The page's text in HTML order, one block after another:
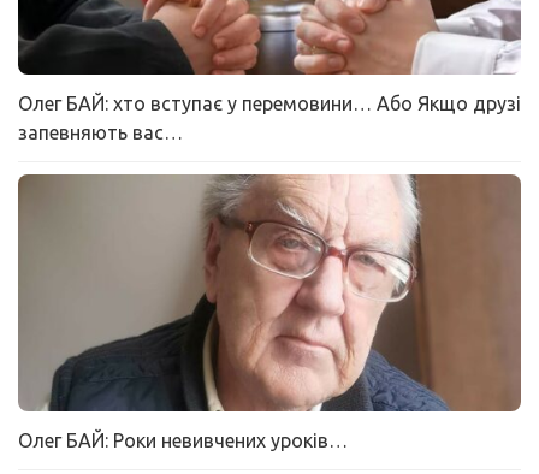
Олег БАЙ: хто вступає у перемовини… Або Якщо друзі
запевняють вас…
Олег БАЙ: Роки невивчених уроків…